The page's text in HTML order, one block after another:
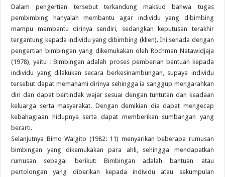
Dalam pengertian tersebut terkandung maksud bahwa tugas
pembimbing hanyalah membantu agar individu yang dibimbing
mampu membantu dirinya sendiri, sedangkan keputusan terakhir
tergantung kepada individu yang dibimbing (klien). Ini senada dengan
pengertian bimbingan yang dikemukakan oleh Rochman Natawidjaja
(1978), yaitu : Bimbingan adalah proses pemberian bantuan kepada
individu yang dilakukan secara berkesinambungan, supaya individu
tersebut dapat memahami dirinya sehingga ia sanggup mengarahkan
diri dan dapat bertindak wajar sesuai dengan tuntutan dan keadaan
keluarga serta masyarakat. Dengan demikian dia dapat mengecap
kebahagiaan hidupnya serta dapat memberikan sumbangan yang
berarti.
Selanjutnya Bimo Walgito (1982: 11) menyarikan beberapa rumusan
bimbingan yang dikemukakan para ahli, sehingga mendapatkan
rumusan sebagai berikut: Bimbingan adalah bantuan atau
pertolongan yang diberikan kepada individu atau sekumpulan